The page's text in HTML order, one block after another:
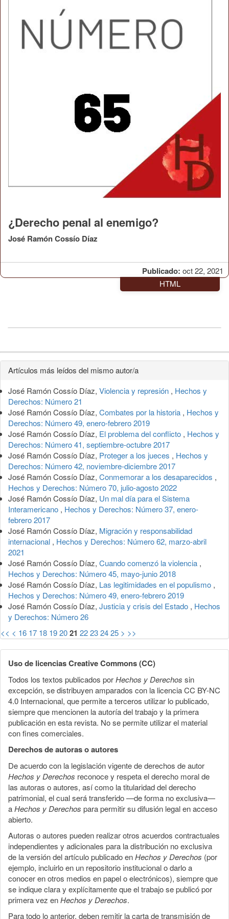
Publicado: oct 22, 2021
¿Derecho penal al enemigo?
José Ramón Cossío Díaz
HTML
Detalles
del
artículo
Artículos más leídos del mismo autor/a
José Ramón Cossío Díaz, Violencia y represión , Hechos y
Derechos: Número 21
José Ramón Cossío Díaz, Combates por la historia , Hechos y
Derechos: Número 49, enero-febrero 2019
José Ramón Cossío Díaz, El problema del conflicto , Hechos y
Derechos: Número 41, septiembre-octubre 2017
José Ramón Cossío Díaz, Proteger a los jueces , Hechos y
Derechos: Número 42, noviembre-diciembre 2017
José Ramón Cossío Díaz, Conmemorar a los desaparecidos ,
Hechos y Derechos: Número 70, julio-agosto 2022
José Ramón Cossío Díaz, Un mal día para el Sistema
Interamericano , Hechos y Derechos: Número 37, enero-
febrero 2017
José Ramón Cossío Díaz, Migración y responsabilidad
internacional , Hechos y Derechos: Número 62, marzo-abril
2021
José Ramón Cossío Díaz, Cuando comenzó la violencia ,
Hechos y Derechos: Número 45, mayo-junio 2018
José Ramón Cossío Díaz, Las legitimidades en el populismo ,
Hechos y Derechos: Número 49, enero-febrero 2019
José Ramón Cossío Díaz, Justicia y crisis del Estado , Hechos
y Derechos: Número 26
<< < 16 17 18 192021 22232425 > >>
Uso de licencias Creative Commons (CC)
Todos los textos publicados porHechos y Derechos sin
excepción, se distribuyen amparados con la licencia CC BY-NC
4.0 Internacional, que permite a terceros utilizar lo publicado,
siempre que mencionen la autoría del trabajo y la primera
publicación en esta revista. No se permite utilizar el material
con fines comerciales.
Derechos de autoras o autores
De acuerdo con la legislación vigente de derechos de autor
Hechos y Derechos reconoce y respeta el derecho moral de
las autoras o autores, así como la titularidad del derecho
patrimonial, el cual será transferido —de forma no exclusiva—
aHechos y Derechos para permitir su difusión legal en acceso
abierto.
Autoras o autores pueden realizar otros acuerdos contractuales
independientes y adicionales para la distribución no exclusiva
de la versión del artículo publicado enHechos y Derechos (por
ejemplo, incluirlo en un repositorio institucional o darlo a
conocer en otros medios en papel o electrónicos), siempre que
se indique clara y explícitamente que el trabajo se publicó por
primera vez enHechos y Derechos.
Para todo lo anterior, deben remitir la carta de transmisión de